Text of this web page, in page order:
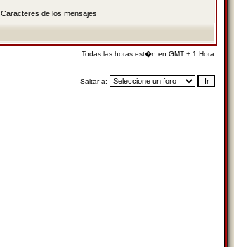
Caracteres de los mensajes
Todas las horas est�n en GMT + 1 Hora
Saltar a: